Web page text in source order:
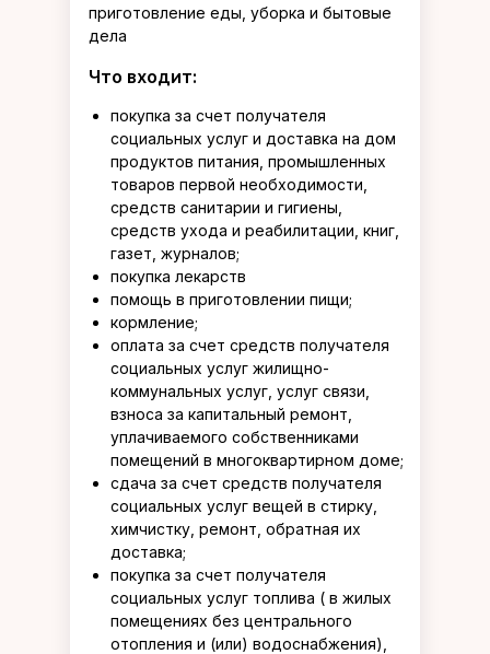
приготовление еды, уборка и бытовые
дела
Что входит:
покупка за счет получателя
социальных услуг и доставка на дом
продуктов питания, промышленных
товаров первой необходимости,
средств санитарии и гигиены,
средств ухода и реабилитации, книг,
газет, журналов;
покупка лекарств
помощь в приготовлении пищи;
кормление;
оплата за счет средств получателя
социальных услуг жилищно-
коммунальных услуг, услуг связи,
взноса за капитальный ремонт,
уплачиваемого собственниками
помещений в многоквартирном доме;
сдача за счет средств получателя
социальных услуг вещей в стирку,
химчистку, ремонт, обратная их
доставка;
покупка за счет получателя
социальных услуг топлива ( в жилых
помещениях без центрального
отопления и (или) водоснабжения),